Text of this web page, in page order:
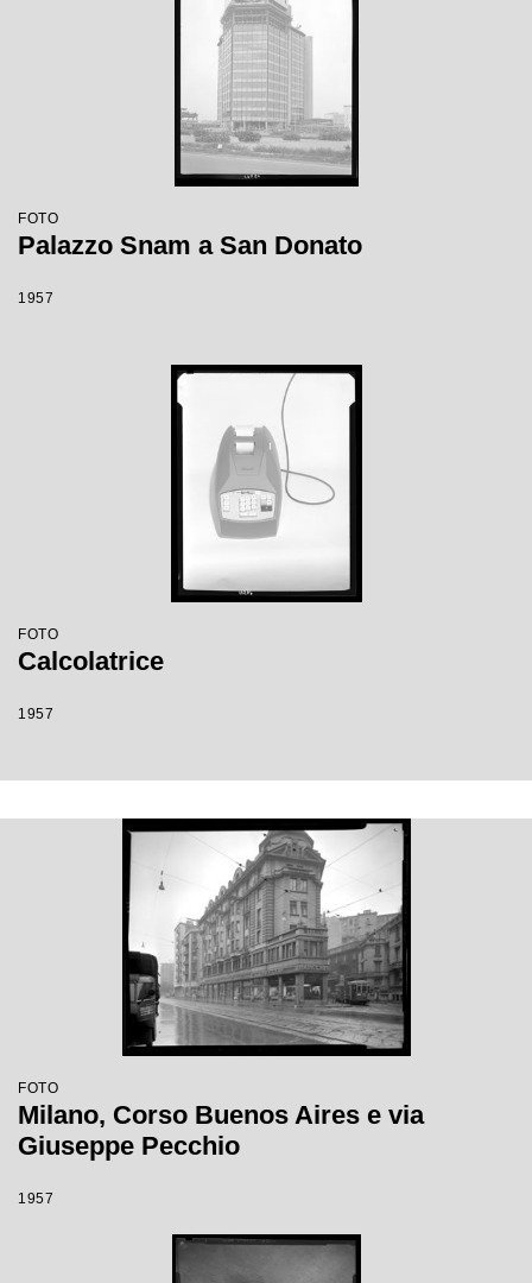
FOTO
Palazzo Snam a San Donato
1957
FOTO
Calcolatrice
1957
FOTO
Milano, Corso Buenos Aires e via
Giuseppe Pecchio
1957